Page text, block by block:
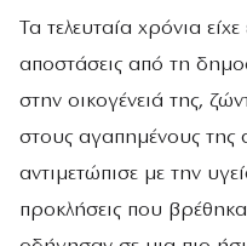
Τα τελευταία χρόνια είχε
αποστάσεις από τη
στην οικογένειά της,
στους αγαπημένους της
αντιμετώπισε με την
προκλήσεις που